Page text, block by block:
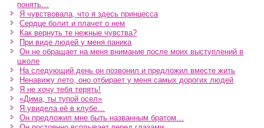
понять…
Я чувствовала, что я здесь принцесса
Сердце болит и плачет о нем
Как вернуть те нежные чувства?
При виде людей у меня паника
Он не обращает на меня внимание после моих выступлений в
школе
На следующий день он позвонил и предложил вместе жить
Ненавижу лето, оно отбирает у меня самых дорогих людей
Я не хочу тебя терять!
«Дима, ты тупой осел»
Я увидела её в клубе…
Он предложил мне быть названным братом…